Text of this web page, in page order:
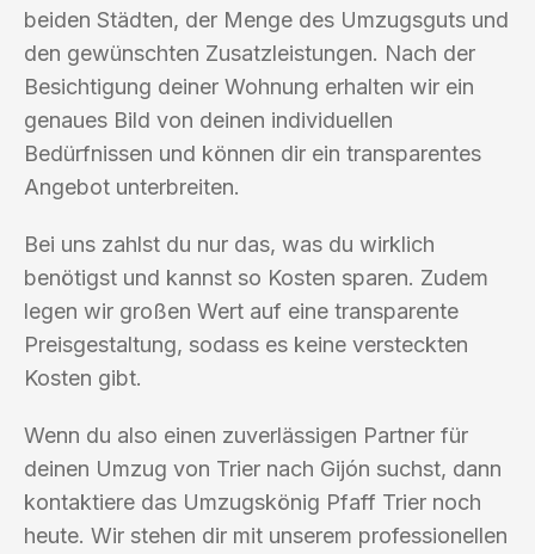
beiden Städten, der Menge des Umzugsguts und
den gewünschten Zusatzleistungen. Nach der
Besichtigung deiner Wohnung erhalten wir ein
genaues Bild von deinen individuellen
Bedürfnissen und können dir ein transparentes
Angebot unterbreiten.
Bei uns zahlst du nur das, was du wirklich
benötigst und kannst so Kosten sparen. Zudem
legen wir großen Wert auf eine transparente
Preisgestaltung, sodass es keine versteckten
Kosten gibt.
Wenn du also einen zuverlässigen Partner für
deinen Umzug von Trier nach Gijón suchst, dann
kontaktiere das Umzugskönig Pfaff Trier noch
heute. Wir stehen dir mit unserem professionellen